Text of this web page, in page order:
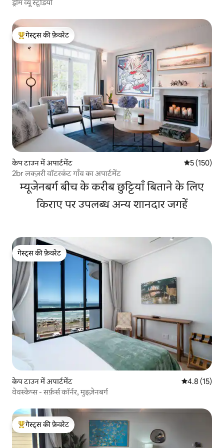
ड्रीम व्यू स्टूडियो
गेस्ट्स का टॉप फ़ेवरेट
गेस्ट्स की फ़ेवरेट
केप टाउन में अपार्टमेंट औसत रेटिंग 5
5 (150)
2br लक्ज़री वॉटरकंट गाँव का अपार्टमेंट
म्यूजेनबर्ग बीच के करीब छुट्टियाँ बिताने के लिए
किराए पर उपलब्ध अन्य शानदार जगहें
गेस्ट्स की फ़ेवरेट
गेस्ट्स की फ़ेवरेट
केप टाउन में अपार्टमेंट औसत रेटिंग 5
4.8 (15)
वेवस्केप्स - सर्फ़र्स कॉर्नर, मुइज़ेनबर्ग
गेस्ट्स का टॉप फ़ेवरेट
गेस्ट्स की फ़ेवरेट